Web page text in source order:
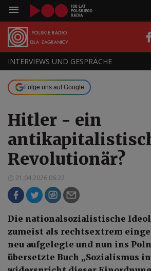
INTERVIEWS UND GESPRÄCHE
Folge uns auf Google
Hitler - ein
Revolutionär?
21.04.2026 06:22
Die nationalsozialistische
zumeist als rechtsextrem
neu aufgelegte und nun ins
übersetzte Buch „Sozialismus